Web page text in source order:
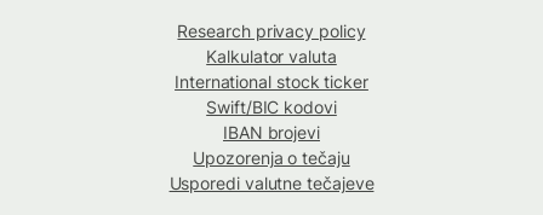
Research privacy policy
Kalkulator valuta
International stock ticker
Swift/BIC kodovi
IBAN brojevi
Upozorenja o tečaju
Usporedi valutne tečajeve